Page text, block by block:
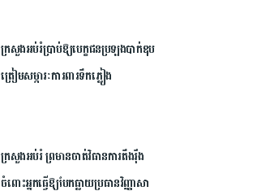
ក្រសួង​អប់រំ​ប្រាប់​ឱ្យ​បេក្ខជន​ប្រឡង​បាក់ឌុប​
ត្រៀម​សម្ភារៈ​ការពារ​ទឹកភ្លៀង​
ក្រសួង​អប់រំ ​ព្រមាន​ចាត់​វិធានការ​តឹងរ៉ឹង​
ចំពោះ​អ្នក​ធ្វើឱ្យ​បែកធ្លាយ​ប្រធាន​វិញ្ញាសា​